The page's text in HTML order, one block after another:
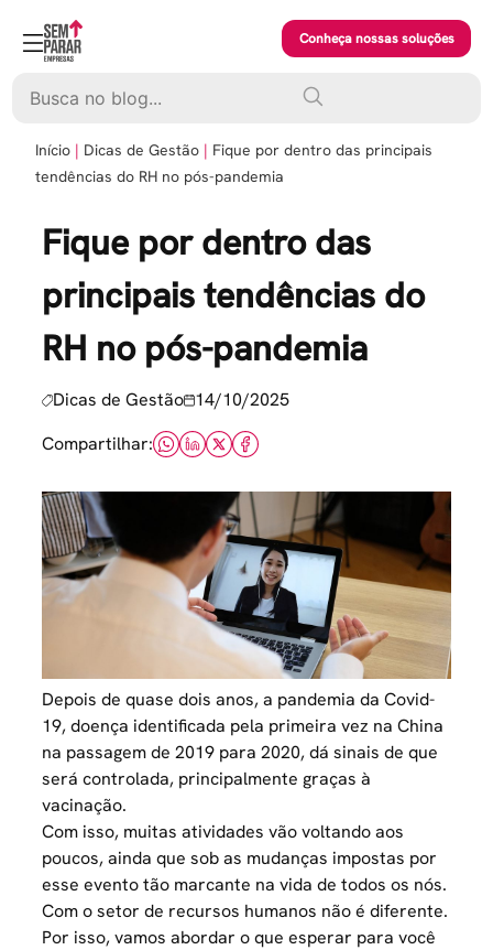
content
Conheça nossas soluções
Início Dicas de Gestão
Fique por dentro das principais
tendências do RH no pós-pandemia
Fique por dentro das
principais tendências do
RH no pós-pandemia
Dicas de Gestão 14/10/2025
Compartilhar:
Depois de quase dois anos, a pandemia da Covid-
19, doença identificada pela primeira vez na China
na passagem de 2019 para 2020, dá sinais de que
será controlada, principalmente graças à
vacinação.
Com isso, muitas atividades vão voltando aos
poucos, ainda que sob as mudanças impostas por
esse evento tão marcante na vida de todos os nós.
Com o setor de recursos humanos não é diferente.
Por isso, vamos abordar o que esperar para você